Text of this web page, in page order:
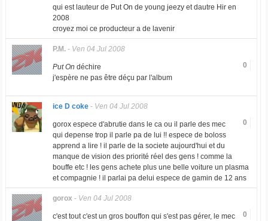
qui est lauteur de Put On de young jeezy et dautre Hir en
2008
croyez moi ce producteur a de lavenir
P.M.- Ven 04 Jul 2008
0
Put On déchire
j'espère ne pas être déçu par l'album
ice D coke- Ven 04 Jul 2008
0
gorox espece d'abrutie dans le ca ou il parle des mec
qui depense trop il parle pa de lui !! espece de boloss
apprend a lire ! il parle de la societe aujourd'hui et du
manque de vision des priorité réel des gens ! comme la
bouffe etc ! les gens achete plus une belle voiture un plasma
et compagnie ! il parlai pa delui espece de gamin de 12 ans
gorox - Ven 04 Jul 2008
0
c'est tout c'est un gros bouffon qui s'est pas gérer, le mec